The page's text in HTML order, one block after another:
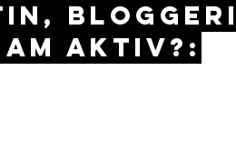
aktiv?: